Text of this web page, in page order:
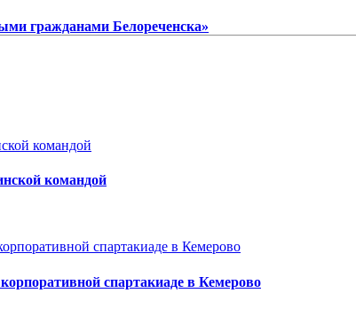
гражданами Белореченска»
командой
спартакиаде в Кемерово